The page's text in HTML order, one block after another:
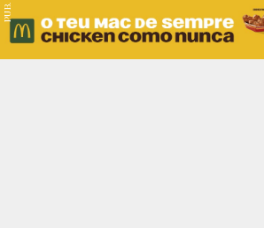
PUB.